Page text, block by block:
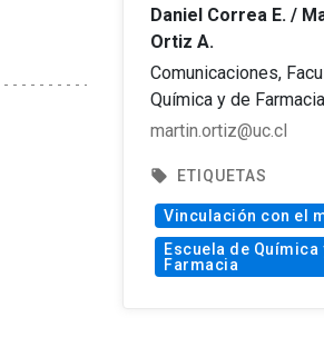
Daniel Correa E. /
Ortiz A.
Comunicaciones,
Química y de
martin.ortiz@uc.cl
local_offer ETIQUETAS
Vinculación con el
Escuela de Química
Farmacia